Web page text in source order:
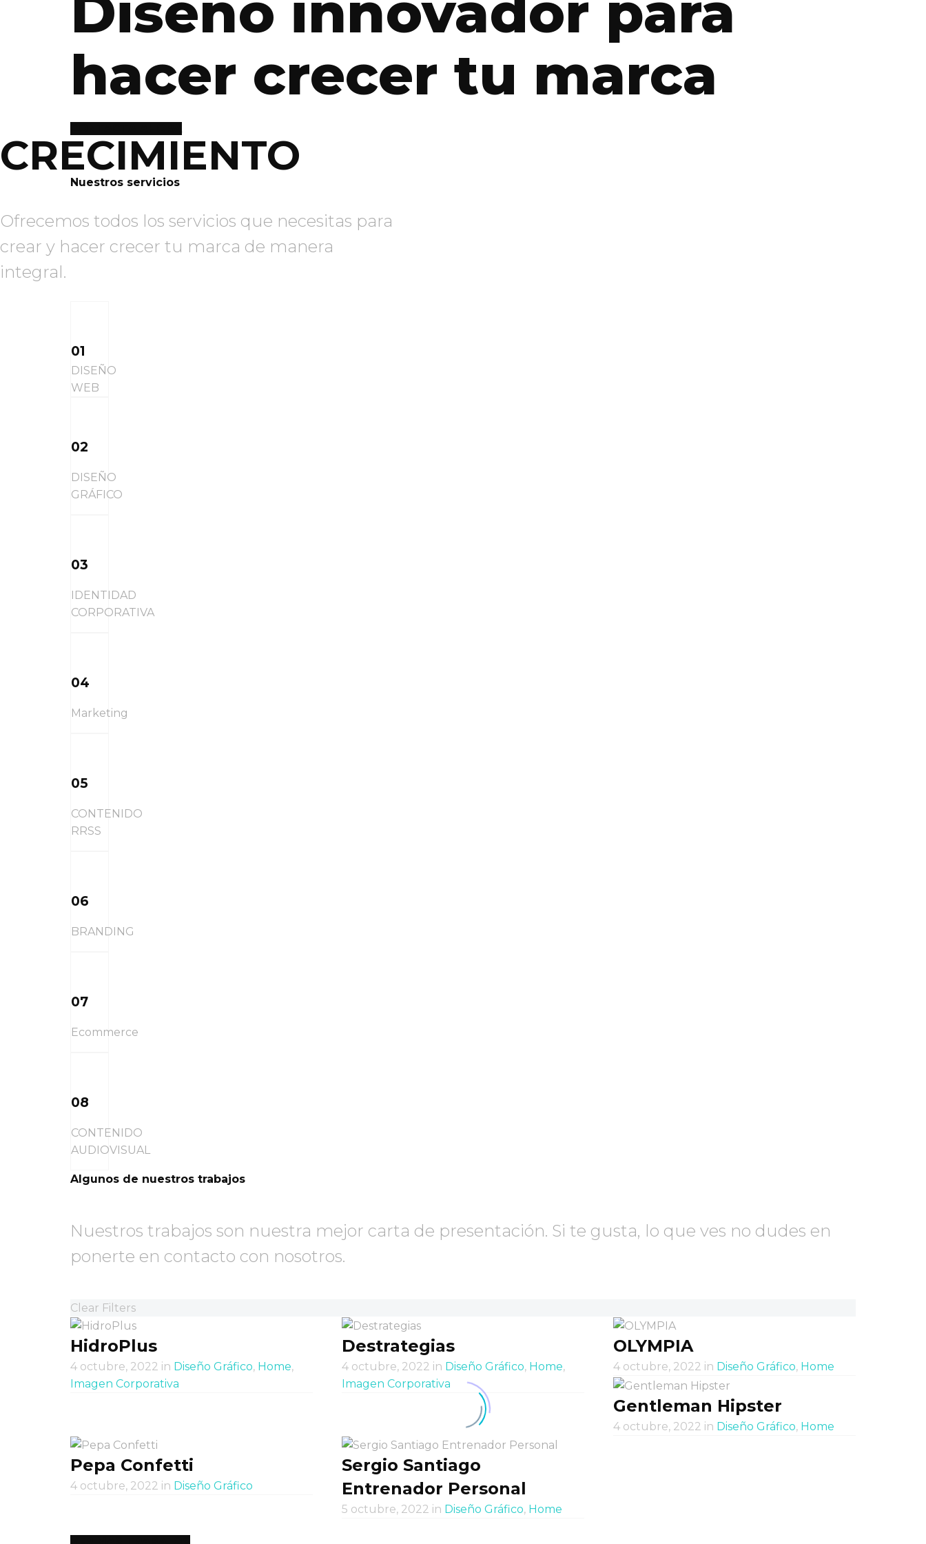
hacer crecer tu marca
CRECIMIENTO
Nuestros servicios
Ofrecemos todos los servicios que necesitas para
crear y hacer crecer tu marca de manera
integral.
01
DISEÑO
WEB
02
DISEÑO
GRÁFICO
03
IDENTIDAD
CORPORATIVA
04
Marketing
05
CONTENIDO
RRSS
06
BRANDING
07
Ecommerce
08
CONTENIDO
AUDIOVISUAL
Algunos de nuestros trabajos
Nuestros trabajos son nuestra mejor carta de presentación. Si te gusta, lo que ves no dudes en
ponerte en contacto con nosotros.
Clear Filters
HidroPlus
4 octubre, 2022 in Diseño Gráfico, Home,
Imagen Corporativa
Destrategias
4 octubre, 2022 in Diseño Gráfico, Home,
Imagen Corporativa
OLYMPIA
4 octubre, 2022 in Diseño Gráfico, Home
Gentleman Hipster
4 octubre, 2022 in Diseño Gráfico, Home
Pepa Confetti
4 octubre, 2022 in Diseño Gráfico
Sergio Santiago
Entrenador Personal
5 octubre, 2022 in Diseño Gráfico, Home